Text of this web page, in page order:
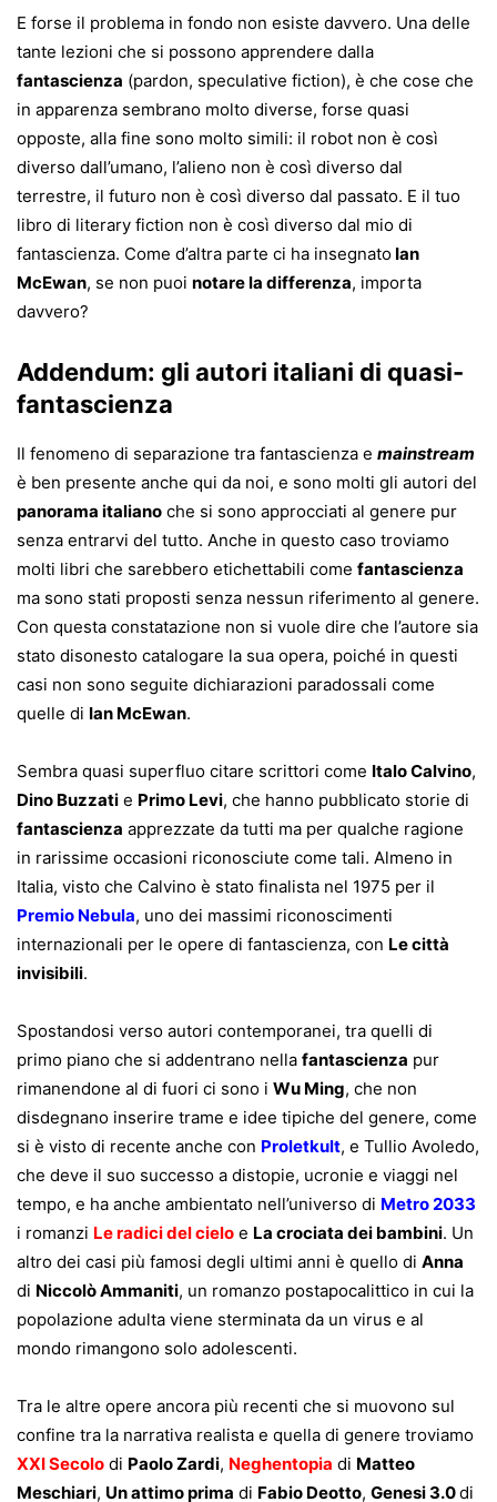
E forse il problema in fondo non esiste davvero. Una delle
tante lezioni che si possono apprendere dalla
fantascienza (pardon, speculative fiction), è che cose che
in apparenza sembrano molto diverse, forse quasi
opposte, alla fine sono molto simili: il robot non è così
diverso dall’umano, l’alieno non è così diverso dal
terrestre, il futuro non è così diverso dal passato. E il tuo
libro di literary fiction non è così diverso dal mio di
fantascienza. Come d’altra parte ci ha insegnato Ian
McEwan, se non puoi notare la differenza, importa
davvero?
Addendum: gli autori italiani di quasi-
fantascienza
Il fenomeno di separazione tra fantascienza e mainstream
è ben presente anche qui da noi, e sono molti gli autori del
panorama italiano che si sono approcciati al genere pur
senza entrarvi del tutto. Anche in questo caso troviamo
molti libri che sarebbero etichettabili come fantascienza
ma sono stati proposti senza nessun riferimento al genere.
Con questa constatazione non si vuole dire che l’autore sia
stato disonesto catalogare la sua opera, poiché in questi
casi non sono seguite dichiarazioni paradossali come
quelle di Ian McEwan.
Sembra quasi superfluo citare scrittori come Italo Calvino,
Dino Buzzati e Primo Levi, che hanno pubblicato storie di
fantascienza apprezzate da tutti ma per qualche ragione
in rarissime occasioni riconosciute come tali. Almeno in
Italia, visto che Calvino è stato finalista nel 1975 per il
Premio Nebula, uno dei massimi riconoscimenti
internazionali per le opere di fantascienza, con Le città
invisibili.
Spostandosi verso autori contemporanei, tra quelli di
primo piano che si addentrano nella fantascienza pur
rimanendone al di fuori ci sono i Wu Ming, che non
disdegnano inserire trame e idee tipiche del genere, come
si è visto di recente anche con Proletkult, e Tullio Avoledo,
che deve il suo successo a distopie, ucronie e viaggi nel
tempo, e ha anche ambientato nell’universo di Metro 2033
i romanzi Le radici del cielo e La crociata dei bambini. Un
altro dei casi più famosi degli ultimi anni è quello di Anna
di Niccolò Ammaniti, un romanzo postapocalittico in cui la
popolazione adulta viene sterminata da un virus e al
mondo rimangono solo adolescenti.
Tra le altre opere ancora più recenti che si muovono sul
confine tra la narrativa realista e quella di genere troviamo
XXI Secolo di Paolo Zardi, Neghentopia di Matteo
Meschiari, Un attimo prima di Fabio Deotto, Genesi 3.0di